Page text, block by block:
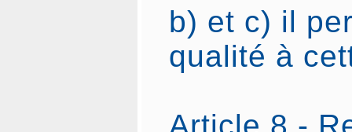
b) et c) il
qualité à